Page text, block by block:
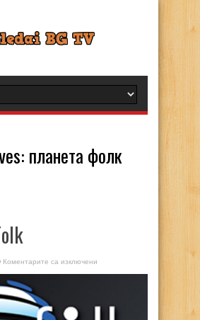
планета фолк
Коментарите са изключени
Folk